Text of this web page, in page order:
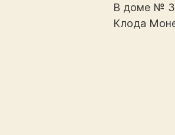
В доме №
Клода